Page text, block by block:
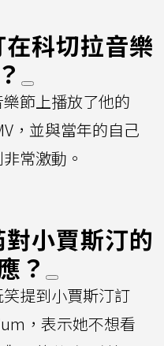
科切拉音樂
節上播放了他的
，並與當年的自己
常激動。
小賈斯汀的
？
提到小賈斯汀訂
，表示她不想看